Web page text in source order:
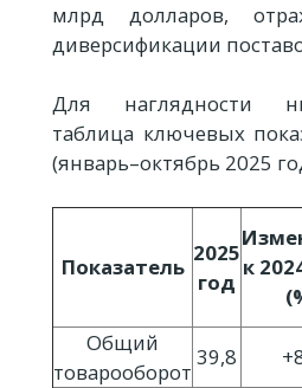
млрд долларов,
диверсификации
Для наглядности
таблица ключевых
(январь–октябрь 2025
Показатель
2025
год
к
Общий
товарооборот
39,8